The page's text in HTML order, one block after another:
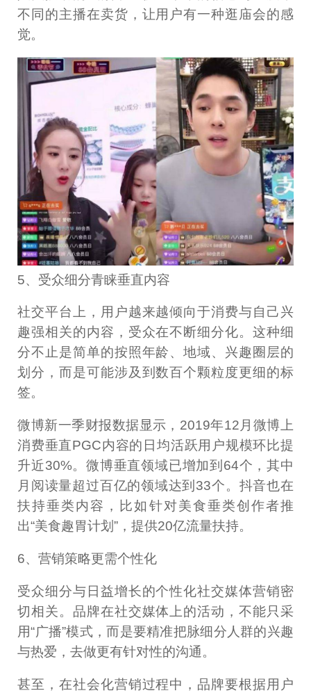
不同的主播在卖货，让用户有一种逛庙会的感
觉。
5、受众细分青睐垂直内容
社交平台上，用户越来越倾向于消费与自己兴
趣强相关的内容，受众在不断细分化。这种细
分不止是简单的按照年龄、地域、兴趣圈层的
划分，而是可能涉及到数百个颗粒度更细的标
签。
微博新一季财报数据显示，2019年12月微博上
消费垂直PGC内容的日均活跃用户规模环比提
升近30%。微博垂直领域已增加到64个，其中
月阅读量超过百亿的领域达到33个。抖音也在
扶持垂类内容，比如针对美食垂类创作者推
出“美食趣胃计划”，提供20亿流量扶持。
6、营销策略更需个性化
受众细分与日益增长的个性化社交媒体营销密
切相关。品牌在社交媒体上的活动，不能只采
用“广播”模式，而是要精准把脉细分人群的兴趣
与热爱，去做更有针对性的沟通。
甚至，在社会化营销过程中，品牌要根据用户